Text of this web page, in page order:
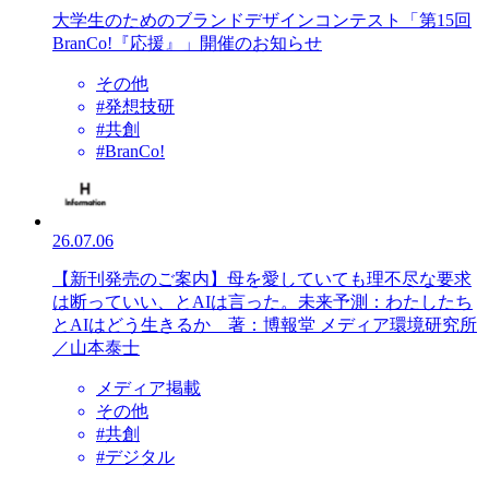
大学生のためのブランドデザインコンテスト「第15回
BranCo!『応援』」開催のお知らせ
その他
#発想技研
#共創
#BranCo!
26.07.06
【新刊発売のご案内】母を愛していても理不尽な要求
は断っていい、とAIは言った。未来予測：わたしたち
とAIはどう生きるか 著：博報堂 メディア環境研究所
／山本泰士
メディア掲載
その他
#共創
#デジタル